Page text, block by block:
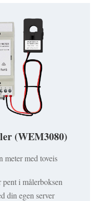
(WEM3080)
meter med toveis
i målerboksen
din egen server